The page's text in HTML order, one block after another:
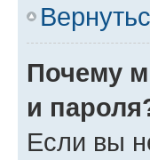
Почему
и
Если вы